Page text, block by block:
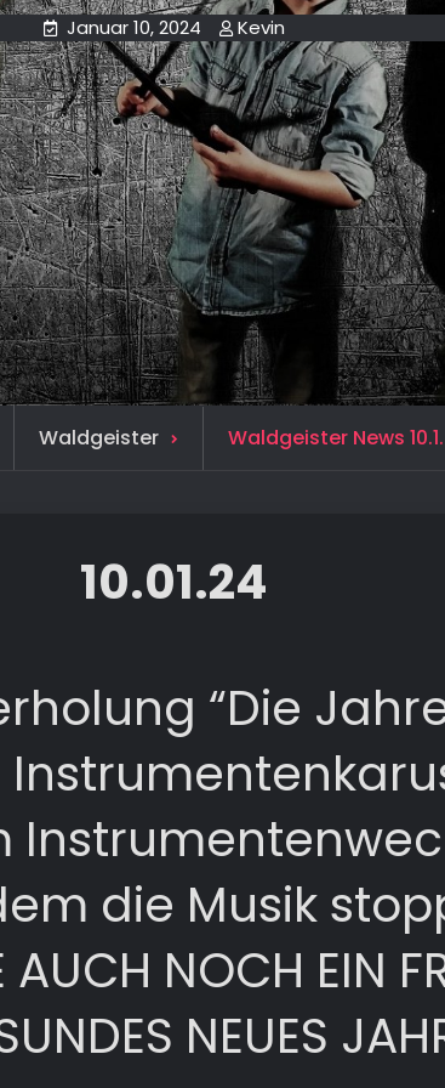
Januar 10, 2024 Kevin
Waldgeister Waldgeister News
10.01.24
“Die
die Musik
NOCH EIN
NEUES